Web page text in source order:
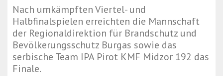
Nach umkämpften Viertel- und
Halbfinalspielen erreichten die Mannschaft
der Regionaldirektion für Brandschutz und
Bevölkerungsschutz Burgas sowie das
serbische Team IPA Pirot KMF Midzor 192 das
Finale.